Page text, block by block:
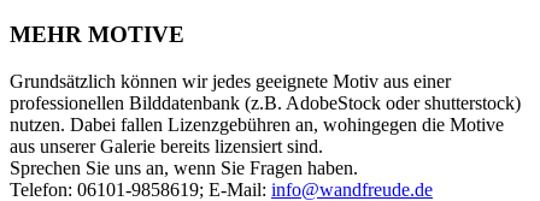
MEHR MOTIVE
Grundsätzlich können wir jedes geeignete Motiv aus einer
professionellen Bilddatenbank (z.B. AdobeStock oder shutterstock)
nutzen. Dabei fallen Lizenzgebühren an, wohingegen die Motive
aus unserer Galerie bereits lizensiert sind.
Sprechen Sie uns an, wenn Sie Fragen haben.
Telefon: 06101-9858619; E-Mail: info@wandfreude.de